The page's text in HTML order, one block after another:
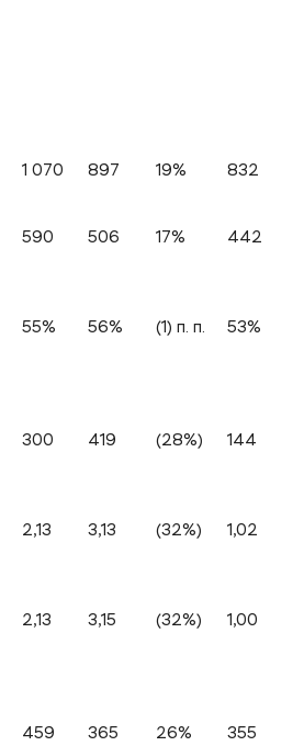
1 070 897 19% 832
590 506 17% 442
55% 56% (1) п. п. 53%
300 419 (28%) 144
2,13 3,13 (32%) 1,02
2,13 3,15 (32%) 1,00
459 365 26% 355